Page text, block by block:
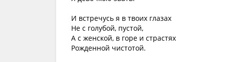
И встречусь я в твоих глазах
Не с голубой, пустой,
А с женской, в горе и страстях
Рожденной чистотой.